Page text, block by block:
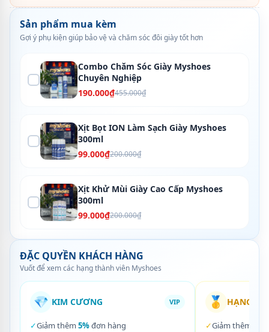
Sản phẩm mua kèm
Gợi ý phụ kiện giúp bảo vệ và chăm sóc đôi giày tốt hơn
Combo Chăm Sóc Giày Myshoes
Chuyên Nghiệp
190.000₫455.000₫
Xịt Bọt ION Làm Sạch Giày Myshoes
300ml
99.000₫200.000₫
Xịt Khử Mùi Giày Cao Cấp Myshoes
300ml
99.000₫200.000₫
ĐẶC QUYỀN KHÁCH HÀNG
Vuốt để xem các hạng thành viên Myshoes
💎 KIM CƯƠNG VIP
✓Giảm thêm 5%đơn hàng
🥇 HẠNG
✓Giảm thêm